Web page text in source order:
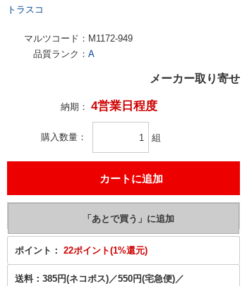
トラスコ
マルツコード： M1172-949
品質ランク： A
メーカー取り寄せ
納期： 4営業日程度
購入数量 組
ポイント： 22ポイント(1%還元)
送料： 385円(ネコポス)／550円(宅急便)／